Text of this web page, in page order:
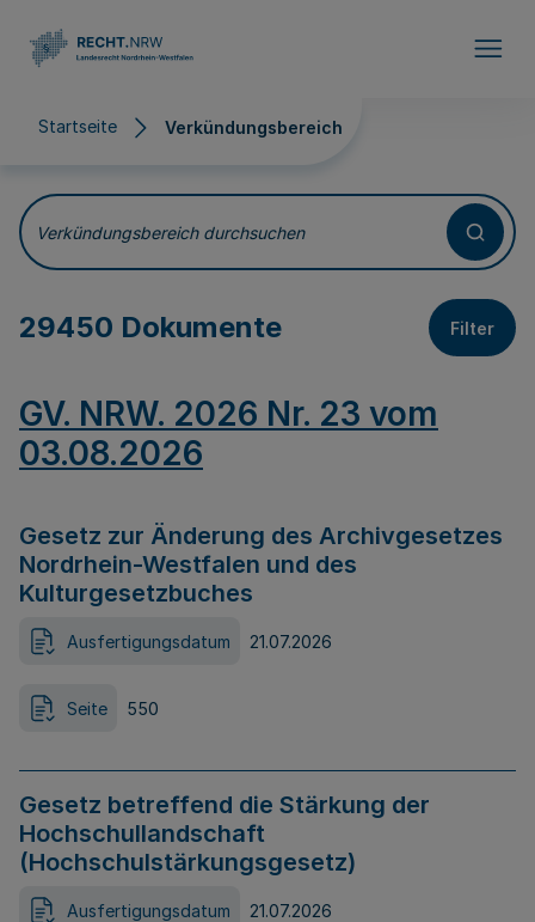
Startseite Verkündungsbereich
Verkündungsbereich
Verkündungsbereich durchsuchen
29450 Dokumente Filter
GV. NRW. 2026 Nr. 23 vom
03.08.2026
Gesetz zur Änderung des Archivgesetzes
Nordrhein-Westfalen und des
Kulturgesetzbuches
Ausfertigungsdatum 21.07.2026
Seite 550
Gesetz betreffend die Stärkung der
Hochschullandschaft
(Hochschulstärkungsgesetz)
Ausfertigungsdatum 21.07.2026